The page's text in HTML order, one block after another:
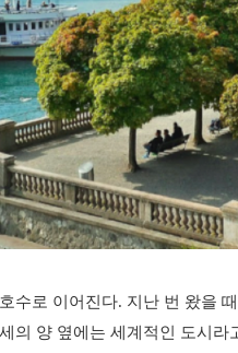
수로 이어진다. 지난 번 왔을
의 양 옆에는 세계적인 도시